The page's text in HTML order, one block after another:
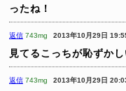
ったね！
返信 743mg 2013年10月29日
見てるこっちが恥ずかし
返信 743mg 2013年10月29日